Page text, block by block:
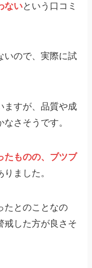
ないという口コミ
いので、実際に試
ますが、品質や成
さそうです。
たものの、ブツブ
ました。
たとのことなの
戒した方が良さそ